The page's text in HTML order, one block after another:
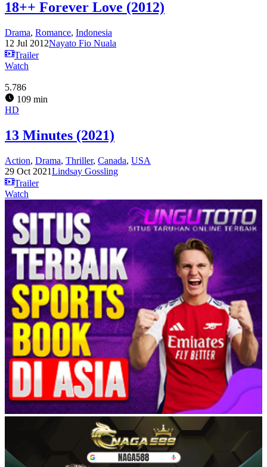
18++ Forever Love (2012)
Drama, Romance, Indonesia
12 Jul 2012Nayato Fio Nuala
Trailer
Watch
5.786
109 min
HD
13 Minutes (2021)
Action, Drama, Thriller, Canada, USA
29 Oct 2021Lindsay Gossling
Trailer
Watch